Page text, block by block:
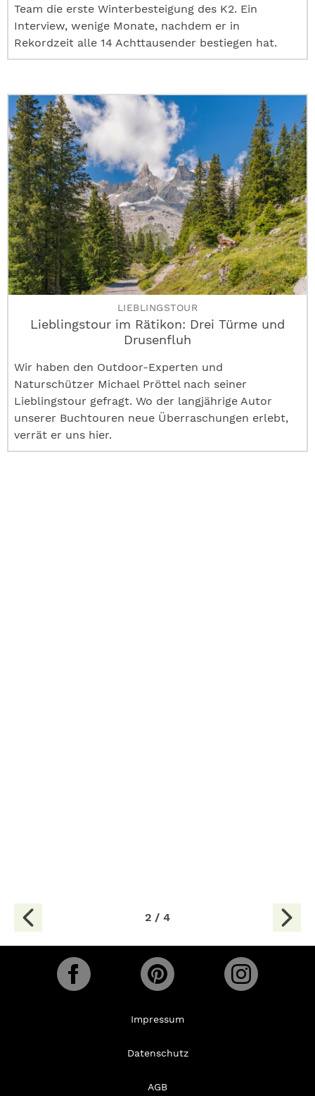
Team die erste Winterbesteigung des K2. Ein
Interview, wenige Monate, nachdem er in
Rekordzeit alle 14 Achttausender bestiegen hat.
LIEBLINGSTOUR
Lieblingstour im Rätikon: Drei Türme und
Drusenfluh
Wir haben den Outdoor-Experten und
Naturschützer Michael Pröttel nach seiner
Lieblingstour gefragt. Wo der langjährige Autor
unserer Buchtouren neue Überraschungen erlebt,
verrät er uns hier.
2 / 4
Impressum
Datenschutz
AGB